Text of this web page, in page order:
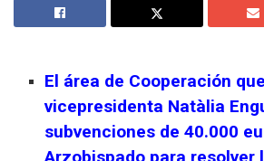
El área de Cooperación
vicepresidenta Natàlia
subvenciones de 40.000